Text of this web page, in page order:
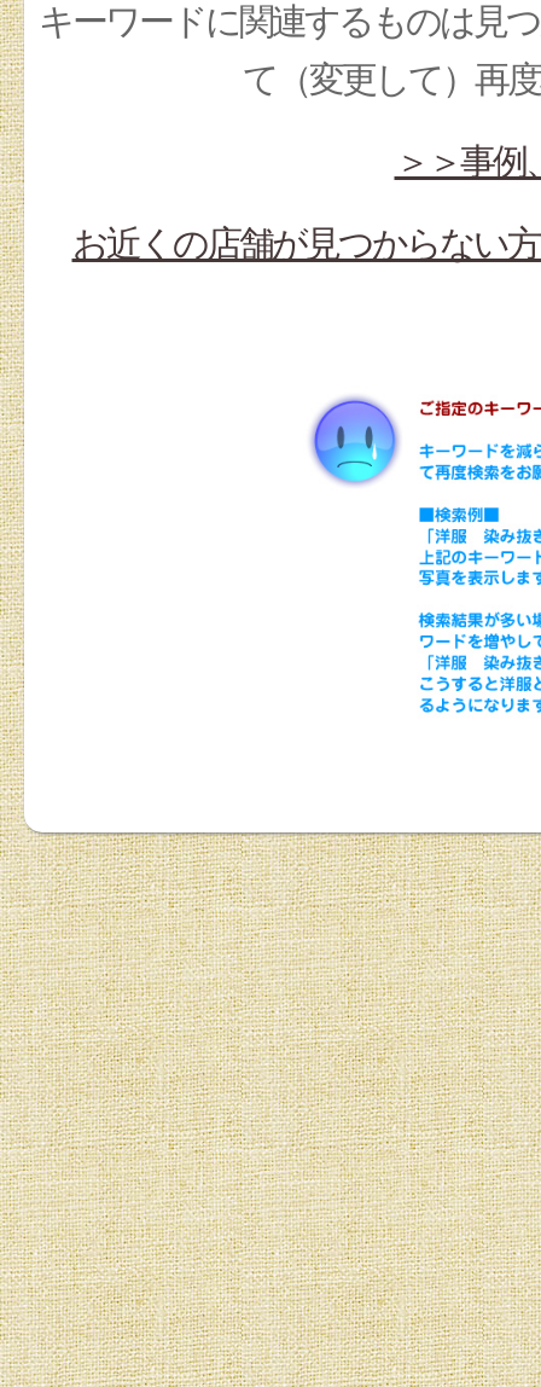
キーワードに関連するものは見
て（変更して）再
＞＞事
お近くの店舗が見つからない